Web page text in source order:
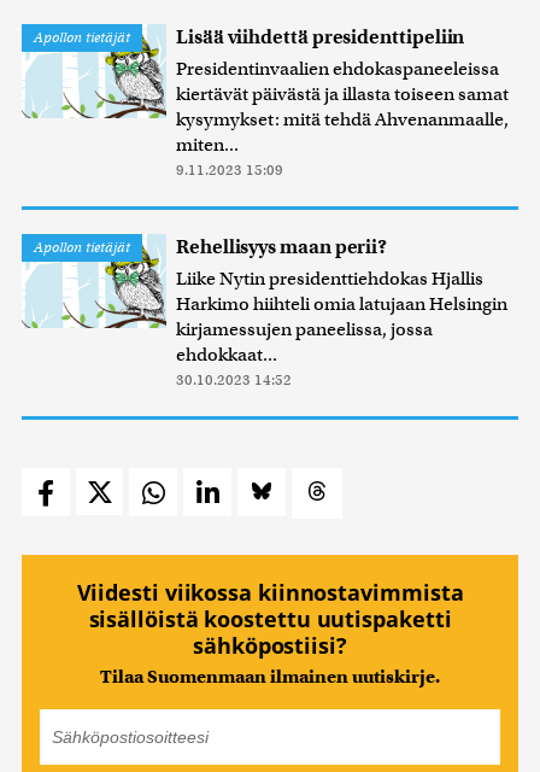
Apollon tietäjät Lisää viihdettä presidenttipeliin
Presidentinvaalien ehdokaspaneeleissa
kiertävät päivästä ja illasta toiseen samat
kysymykset: mitä tehdä Ahvenanmaalle,
miten...
9.11.2023 15:09
Apollon tietäjät Rehellisyys maan perii?
Liike Nytin presidenttiehdokas Hjallis
Harkimo hiihteli omia latujaan Helsingin
kirjamessujen paneelissa, jossa
ehdokkaat...
30.10.2023 14:52
Viidesti viikossa kiinnostavimmista
sisällöistä koostettu uutispaketti
sähköpostiisi?
Tilaa Suomenmaan ilmainen uutiskirje.